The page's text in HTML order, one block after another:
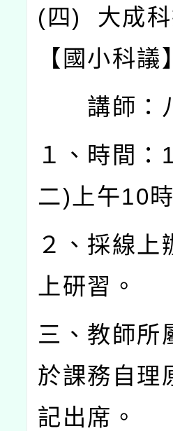
( 四) 大成
【國小科議
講師：
１、時間：
二) 上午10
２、採線上
上研習。
三、教師所
於課務自理
記出席。